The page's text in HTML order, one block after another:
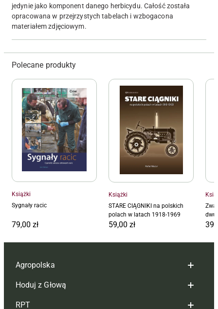
jedynie jako komponent danego herbicydu. Całość została
opracowana w przejrzystych tabelach i wzbogacona
materiałem zdjęciowym.
Polecane produkty
Książki
Sygnały racic
79,00 zł
Książki
STARE CIĄGNIKI na polskich
polach w latach 1918-1969
59,00 zł
Agropolska
Redakcja
Hoduj z Głową
RPT